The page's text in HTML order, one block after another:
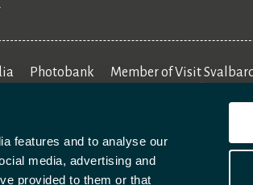
features and to analyse our
media, advertising and
provided to them or that
Photobank
Member of Visit